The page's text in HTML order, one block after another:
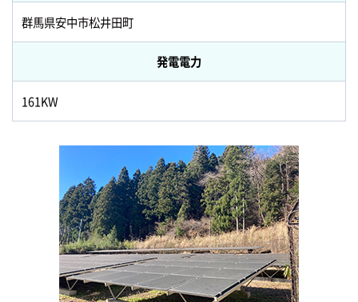
群馬県安中市松井田町
発電電力
161KW